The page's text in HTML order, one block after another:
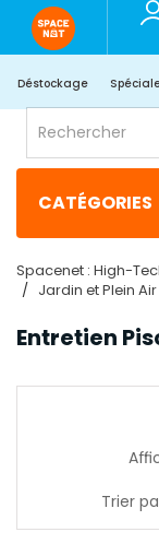
Déstockage
CATÉGORIES
Spacenet : High-
Jardin et Plein Air
Entretien
Trier